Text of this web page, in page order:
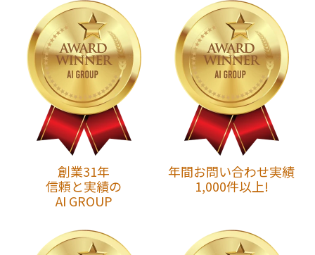
創業31年
信頼と実績の
AI GROUP
年間お問い合わせ実績
1,000件以上!